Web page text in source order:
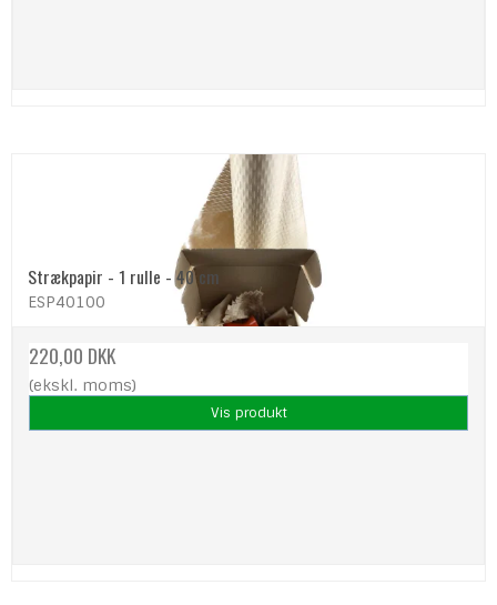
Strækpapir - 1 rulle - 40 cm
ESP40100
220,00 DKK
(ekskl. moms)
Vis produkt